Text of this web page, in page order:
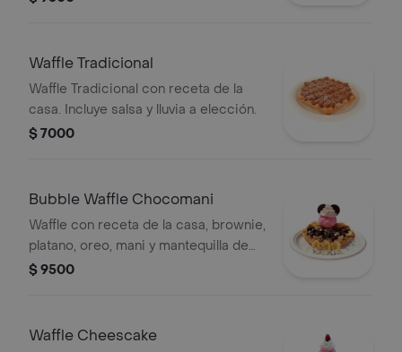
Waffle Tradicional
Waffle Tradicional con receta de la
casa. Incluye salsa y lluvia a elección.
$ 7000
Bubble Waffle Chocomani
Waffle con receta de la casa, brownie,
platano, oreo, mani y mantequilla de
mani, salsa a eleccion y chantilly.
$ 9500
Waffle Cheescake